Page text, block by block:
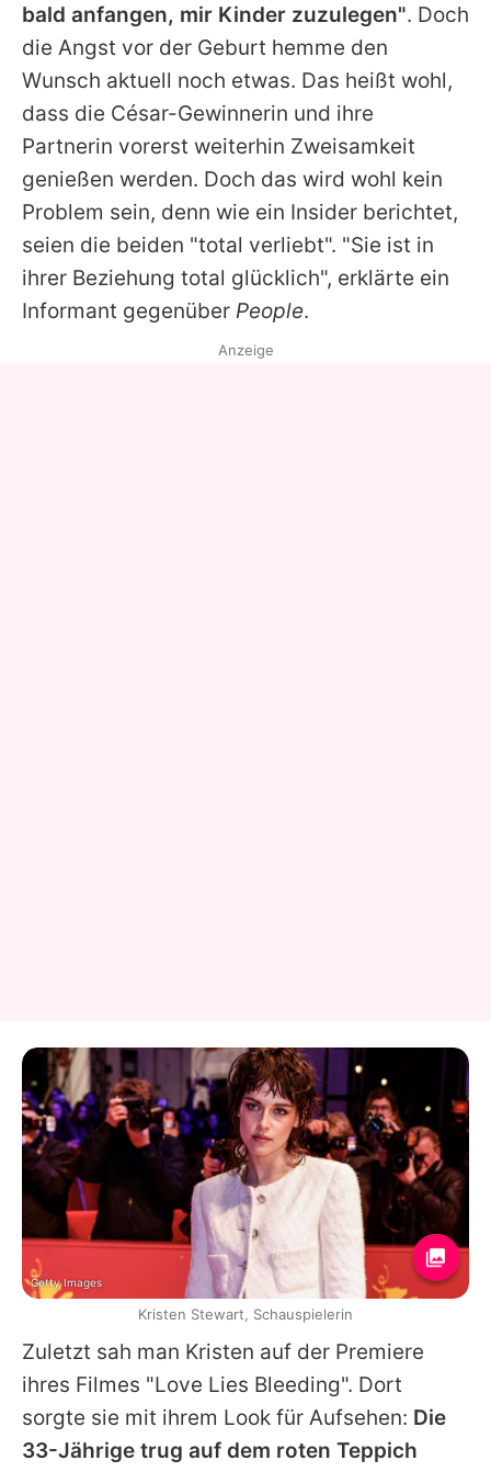
bald anfangen, mir Kinder zuzulegen". Doch
die Angst vor der Geburt hemme den
Wunsch aktuell noch etwas. Das heißt wohl,
dass die César-Gewinnerin und ihre
Partnerin vorerst weiterhin Zweisamkeit
genießen werden. Doch das wird wohl kein
Problem sein, denn wie ein Insider berichtet,
seien die beiden "total verliebt". "Sie ist in
ihrer Beziehung total glücklich", erklärte ein
Informant gegenüber People.
Zuletzt sah man Kristen auf der Premiere
ihres Filmes "Love Lies Bleeding". Dort
sorgte sie mit ihrem Look für Aufsehen: Die
33-Jährige trug auf dem roten Teppich
Anzeige
Getty Images
Kristen Stewart, Schauspielerin